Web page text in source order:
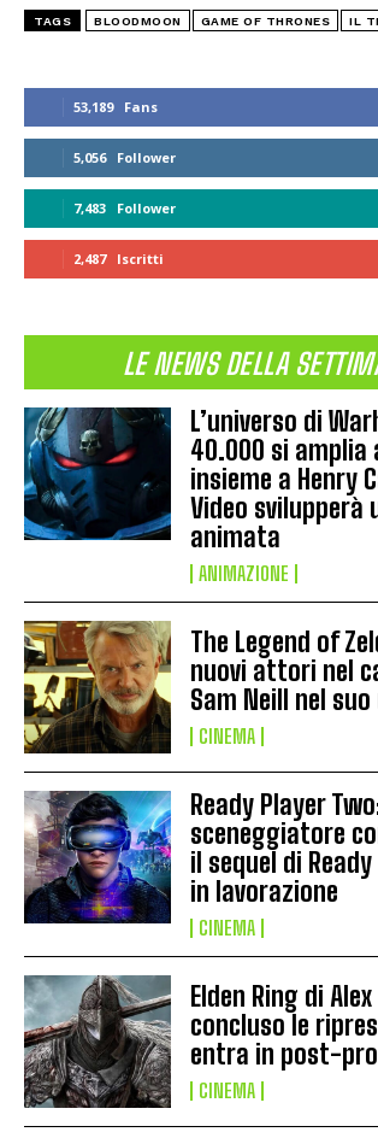
53,189 Fans
5,056 Follower
7,483 Follower
2,487 Iscritti
LE NEWS DELLA
L’universo di
40.000 si amplia
insieme a Henry
Video svilupperà
animata
ANIMAZIONE
The Legend of
nuovi attori nel
Sam Neill nel
CINEMA
Ready Player
sceneggiatore
il sequel di Ready
in lavorazione
CINEMA
Elden Ring di
concluso le
entra in post-
CINEMA
TAGS BLOODMOON GAME OF THRONES IL